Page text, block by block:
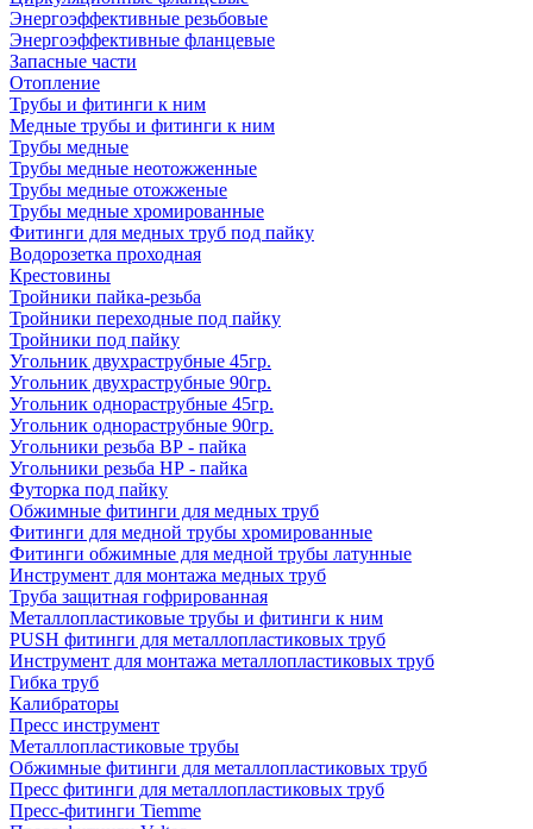
Энергоэффективные резьбовые
Энергоэффективные фланцевые
Запасные части
Отопление
Трубы и фитинги к ним
Медные трубы и фитинги к ним
Трубы медные
Трубы медные неотожженные
Трубы медные отожженые
Трубы медные хромированные
Фитинги для медных труб под пайку
Водорозетка проходная
Крестовины
Тройники пайка-резьба
Тройники переходные под пайку
Тройники под пайку
Угольник двухраструбные 45гр.
Угольник двухраструбные 90гр.
Угольник однораструбные 45гр.
Угольник однораструбные 90гр.
Угольники резьба ВР - пайка
Угольники резьба НР - пайка
Футорка под пайку
Обжимные фитинги для медных труб
Фитинги для медной трубы хромированные
Фитинги обжимные для медной трубы латунные
Инструмент для монтажа медных труб
Труба защитная гофрированная
Металлопластиковые трубы и фитинги к ним
PUSH фитинги для металлопластиковых труб
Инструмент для монтажа металлопластиковых труб
Гибка труб
Калибраторы
Пресс инструмент
Металлопластиковые трубы
Обжимные фитинги для металлопластиковых труб
Пресс фитинги для металлопластиковых труб
Пресс-фитинги Tiemme